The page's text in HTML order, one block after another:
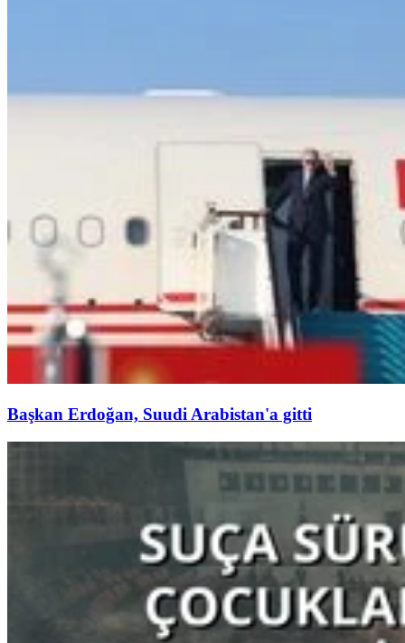
Başkan Erdoğan, Suudi Arabistan'a gitti